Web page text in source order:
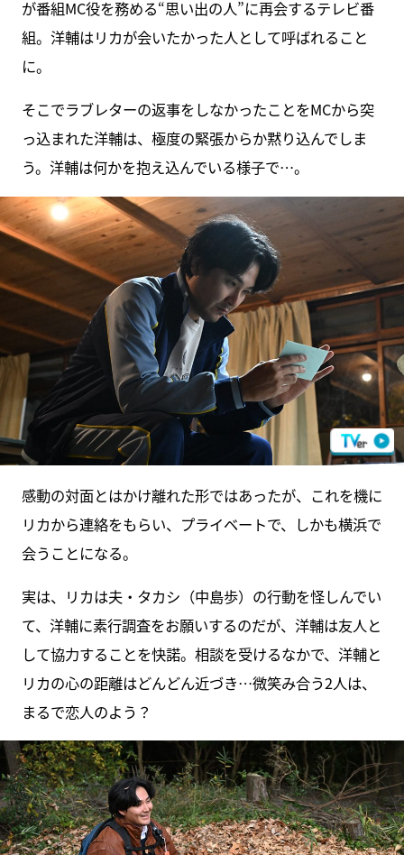
が番組MC役を務める“思い出の人”に再会するテレビ番
組。洋輔はリカが会いたかった人として呼ばれること
に。
そこでラブレターの返事をしなかったことをMCから突
っ込まれた洋輔は、極度の緊張からか黙り込んでしま
う。洋輔は何かを抱え込んでいる様子で…。
感動の対面とはかけ離れた形ではあったが、これを機に
リカから連絡をもらい、プライベートで、しかも横浜で
会うことになる。
実は、リカは夫・タカシ（中島歩）の行動を怪しんでい
て、洋輔に素行調査をお願いするのだが、洋輔は友人と
して協力することを快諾。相談を受けるなかで、洋輔と
リカの心の距離はどんどん近づき…微笑み合う2人は、
まるで恋人のよう？